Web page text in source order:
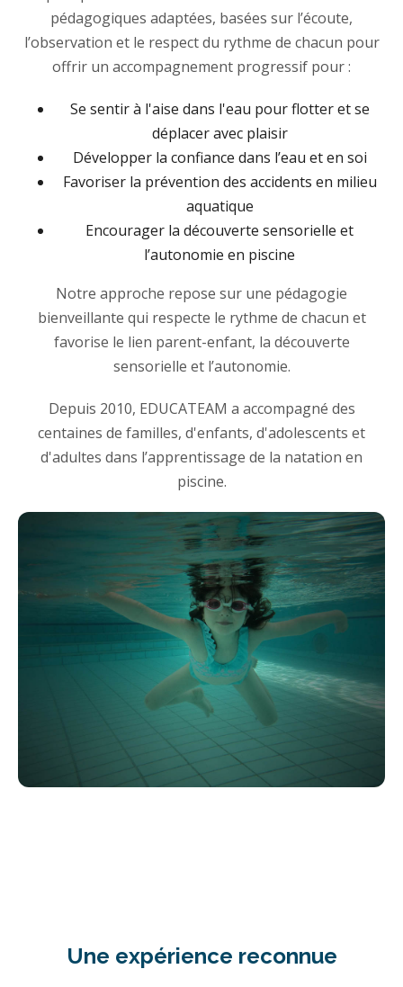
pédagogiques adaptées, basées sur l’écoute,
l’observation et le respect du rythme de chacun pour
offrir un accompagnement progressif pour :
Se sentir à l'aise dans l'eau pour flotter et se
déplacer avec plaisir
Développer la confiance dans l’eau et en soi
Favoriser la prévention des accidents en milieu
aquatique
Encourager la découverte sensorielle et
l’autonomie en piscine
Notre approche repose sur une pédagogie
bienveillante qui respecte le rythme de chacun et
favorise le lien parent-enfant, la découverte
sensorielle et l’autonomie.
Depuis 2010, EDUCATEAM a accompagné des
centaines de familles, d'enfants, d'adolescents et
d'adultes dans l’apprentissage de la natation en
piscine.
Une expérience reconnue